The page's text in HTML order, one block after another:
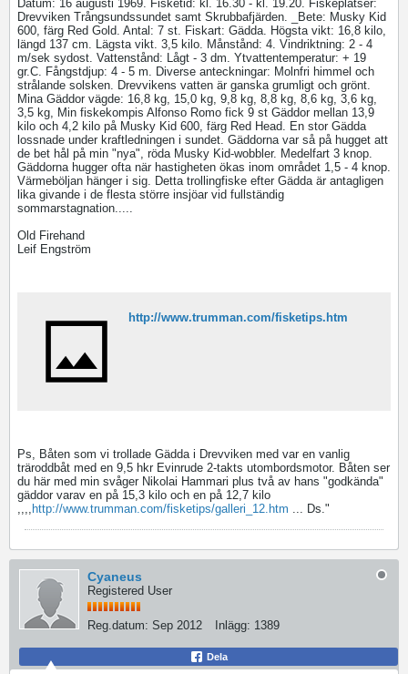
Datum: 16 augusti 1969. Fisketid: kl. 16.30 - kl. 19.20. Fiskeplatser:
Drevviken Trångsundssundet samt Skrubbafjärden. _Bete: Musky Kid
600, färg Red Gold. Antal: 7 st. Fiskart: Gädda. Högsta vikt: 16,8 kilo,
längd 137 cm. Lägsta vikt. 3,5 kilo. Månstånd: 4. Vindriktning: 2 - 4
m/sek sydost. Vattenstånd: Lågt - 3 dm. Ytvattentemperatur: + 19
gr.C. Fångstdjup: 4 - 5 m. Diverse anteckningar: Molnfri himmel och
strålande solsken. Drevvikens vatten är ganska grumligt och grönt.
Mina Gäddor vägde: 16,8 kg, 15,0 kg, 9,8 kg, 8,8 kg, 8,6 kg, 3,6 kg,
3,5 kg, Min fiskekompis Alfonso Romo fick 9 st Gäddor mellan 13,9
kilo och 4,2 kilo på Musky Kid 600, färg Red Head. En stor Gädda
lossnade under kraftledningen i sundet. Gäddorna var så på hugget att
de bet hål på min "nya", röda Musky Kid-wobbler. Medelfart 3 knop.
Gäddorna hugger ofta när hastigheten ökas inom området 1,5 - 4 knop.
Värmeböljan hänger i sig. Detta trollingfiske efter Gädda är antagligen
lika givande i de flesta större insjöar vid fullständig
sommarstagnation.....
Old Firehand
Leif Engström
http://www.trumman.com/fisketips.htm
Ps, Båten som vi trollade Gädda i Drevviken med var en vanlig
träroddbåt med en 9,5 hkr Evinrude 2-takts utombordsmotor. Båten ser
du här med min svåger Nikolai Hammari plus två av hans "godkända"
gäddor varav en på 15,3 kilo och en på 12,7 kilo
,,,, http://www.trumman.com/fisketips/galleri_12.htm ... Ds."
Cyaneus
Registered User
Reg.datum: Sep 2012 Inlägg: 1389
Dela